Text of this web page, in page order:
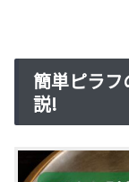
簡単ピラ
説!